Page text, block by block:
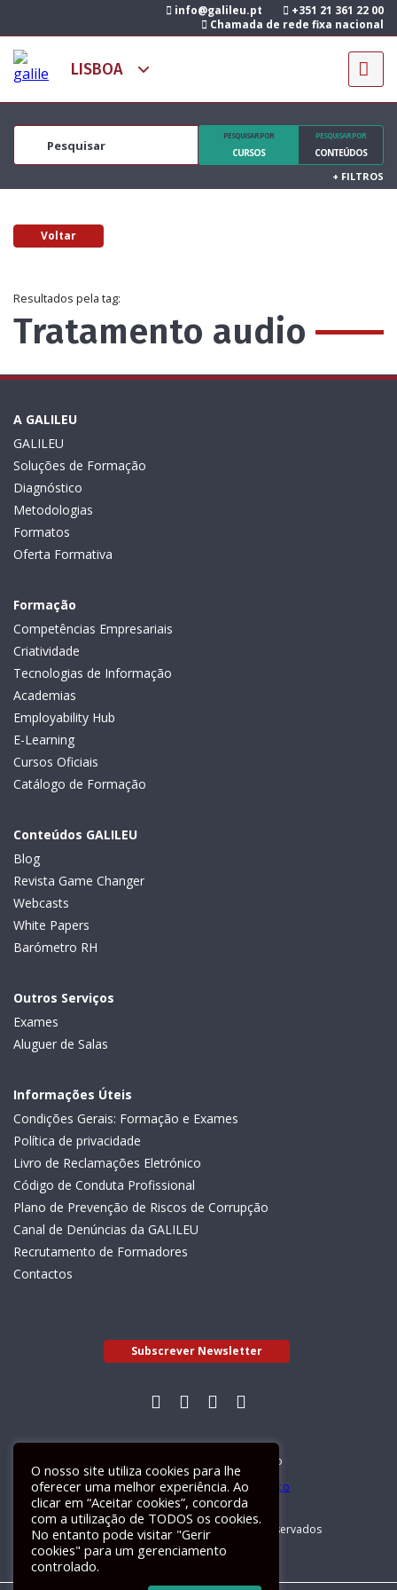
info@galileu.pt
+351 21 361 22 00
Chamada de rede fixa nacional
PESQUISAR POR
CURSOS
PESQUISAR POR
CONTEÚDOS
+ FILTROS
Voltar
Resultados pela tag:
Tratamento audio
A GALILEU
GALILEU
Soluções de Formação
Diagnóstico
Metodologias
Formatos
Oferta Formativa
Formação
Competências Empresariais
Criatividade
Tecnologias de Informação
Academias
Employability Hub
E-Learning
Cursos Oficiais
Catálogo de Formação
Conteúdos GALILEU
Blog
Revista Game Changer
Webcasts
White Papers
Barómetro RH
Outros Serviços
Exames
Aluguer de Salas
Informações Úteis
Condições Gerais: Formação e Exames
Política de privacidade
Livro de Reclamações Eletrónico
Código de Conduta Profissional
Plano de Prevenção de Riscos de Corrupção
Canal de Denúncias da GALILEU
Recrutamento de Formadores
Contactos
Subscrever Newsletter
Livro de Reclamações Electrónico
GALILEU 2026 © Todos os direitos reservados
O nosso site utiliza cookies para lhe
oferecer uma melhor experiência. Ao
clicar em “Aceitar cookies”, concorda
com a utilização de TODOS os cookies.
No entanto pode visitar "Gerir
cookies" para um gerenciamento
controlado.